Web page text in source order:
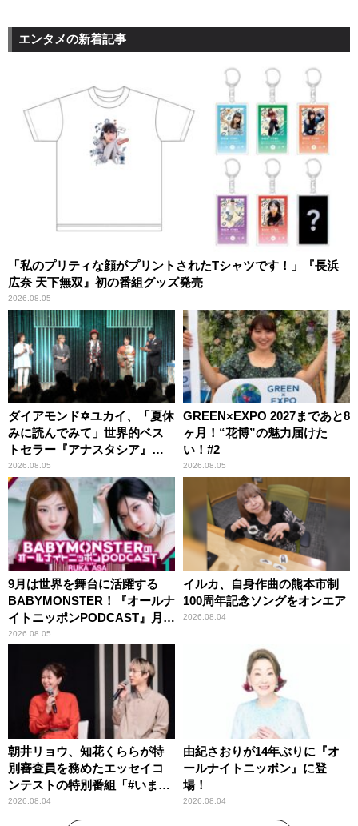
エンタメの新着記事
「私のプリティな顔がプリントされたTシャツです！」『長浜
広奈 天下無双』初の番組グッズ発売
2026.08.05
ダイアモンド✡ユカイ、「夏休
みに読んでみて」世界的ベス
トセラー『アナスタシア』を
紹介
2026.08.05
GREEN×EXPO 2027まであと8
ヶ月！“花博”の魅力届けた
い！#2
2026.08.05
9月は世界を舞台に活躍する
BABYMONSTER！『オールナ
イトニッポンPODCAST』月替
わりパーソナリティ
2026.08.05
イルカ、自身作曲の熊本市制
100周年記念ソングをオンエア
2026.08.04
朝井リョウ、知花くららが特
別審査員を務めたエッセイコ
ンテストの特別番組「#いまあ
なたに伝えたいこと」
2026.08.04
由紀さおりが14年ぶりに『オ
ールナイトニッポン』に登
場！
2026.08.04